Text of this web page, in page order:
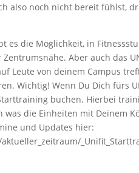
also noch nicht bereit fühlst,
es die Möglichkeit, in
Aber auch das
Leute von deinem Campus
Wichtig! Wenn Du Dich fürs
buchen. Hierbei
die Einheiten mit Deinem
und Updates hier: